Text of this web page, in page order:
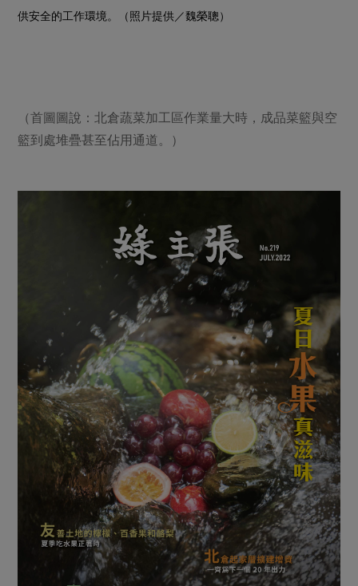
供安全的工作環境。（照片提供／魏榮聰）
（首圖圖說：北倉蔬菜加工區作業量大時，成品菜籃與空
籃到處堆疊甚至佔用通道。）